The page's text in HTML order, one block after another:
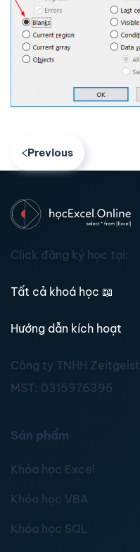
Previous
Click đăng ký học tại:
Tất cả khoá học 📖
Hướng dẫn kích hoạt
Công ty TNHH Zeitgeist
MST: 0315976395
Sản phẩm
Khóa học Excel
Khóa học VBA
Khóa học SQL